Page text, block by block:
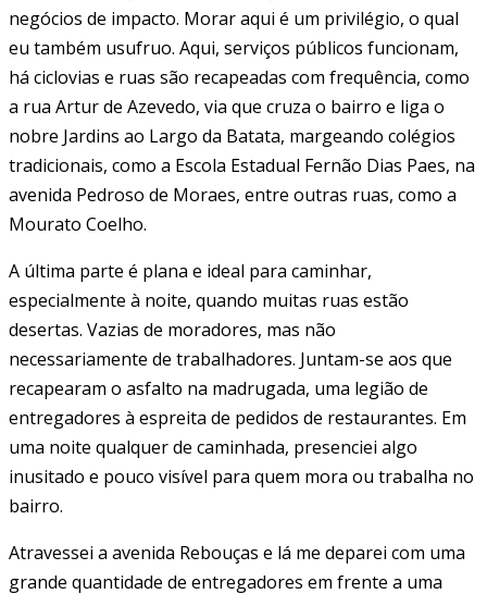
negócios de impacto. Morar aqui é um privilégio, o qual
eu também usufruo. Aqui, serviços públicos funcionam,
há ciclovias e ruas são recapeadas com frequência, como
a rua Artur de Azevedo, via que cruza o bairro e liga o
nobre Jardins ao Largo da Batata, margeando colégios
tradicionais, como a Escola Estadual Fernão Dias Paes, na
avenida Pedroso de Moraes, entre outras ruas, como a
Mourato Coelho.
A última parte é plana e ideal para caminhar,
especialmente à noite, quando muitas ruas estão
desertas. Vazias de moradores, mas não
necessariamente de trabalhadores. Juntam-se aos que
recapearam o asfalto na madrugada, uma legião de
entregadores à espreita de pedidos de restaurantes. Em
uma noite qualquer de caminhada, presenciei algo
inusitado e pouco visível para quem mora ou trabalha no
bairro.
Atravessei a avenida Rebouças e lá me deparei com uma
grande quantidade de entregadores em frente a uma